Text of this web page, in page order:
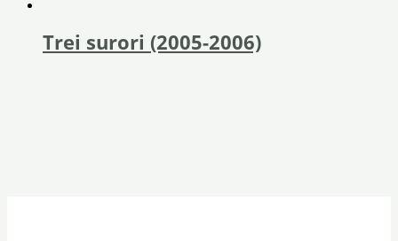
Trei surori (2005-2006)